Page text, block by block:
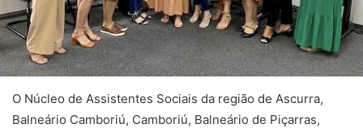
O Núcleo de Assistentes Sociais da região de Ascurra,
Balneário Camboriú, Camboriú, Balneário de Piçarras,